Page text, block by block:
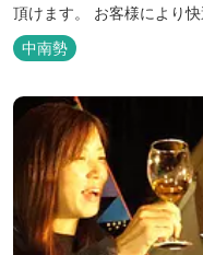
頂けます。 お客様により快適にお過ごし頂けるよう専用設備・アメ
ニティ付き女性専用フロア
ンター設置のお部屋など多
意。本質の時間、至上の空間をお
フェ＆レストランE...
中南勢